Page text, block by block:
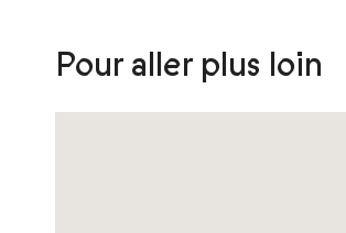
Pour aller plus loin